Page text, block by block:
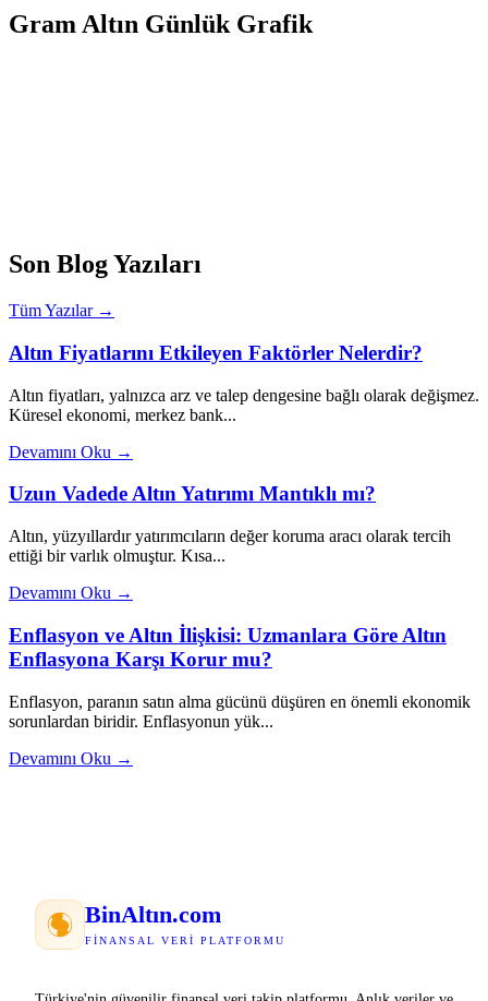
Gram Altın Günlük Grafik
Son Blog Yazıları
Tüm Yazılar →
Altın Fiyatlarını Etkileyen Faktörler Nelerdir?
Altın fiyatları, yalnızca arz ve talep dengesine bağlı olarak değişmez.
Küresel ekonomi, merkez bank...
Devamını Oku →
Uzun Vadede Altın Yatırımı Mantıklı mı?
Altın, yüzyıllardır yatırımcıların değer koruma aracı olarak tercih
ettiği bir varlık olmuştur. Kısa...
Devamını Oku →
Enflasyon ve Altın İlişkisi: Uzmanlara Göre Altın
Enflasyona Karşı Korur mu?
Enflasyon, paranın satın alma gücünü düşüren en önemli ekonomik
sorunlardan biridir. Enflasyonun yük...
Devamını Oku →
BinAltın.com
FINANSAL VERI PLATFORMU